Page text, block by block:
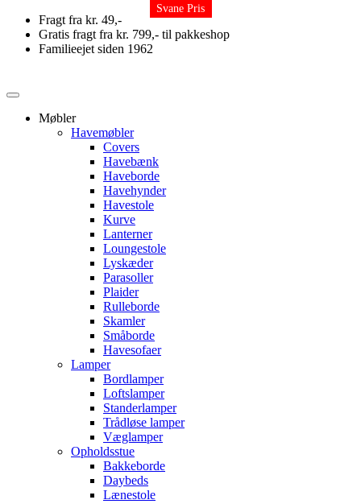
Skip
content
Fragt fra kr. 49,-
Gratis fragt fra kr. 799,- til pakkeshop
Familieejet siden 1962
Møbler
Havemøbler
Covers
Havebænk
Haveborde
Havehynder
Havestole
Kurve
Lanterner
Loungestole
Lyskæder
Parasoller
Plaider
Rulleborde
Skamler
Småborde
Havesofaer
Lamper
Bordlamper
Loftslamper
Standerlamper
Trådløse lamper
Væglamper
Opholdsstue
Bakkeborde
Daybeds
Lænestole
Svane Pris
Svane Pris
Svane Pris
Svane Pris
Svane Pris
Svane Pris
Svane Pris